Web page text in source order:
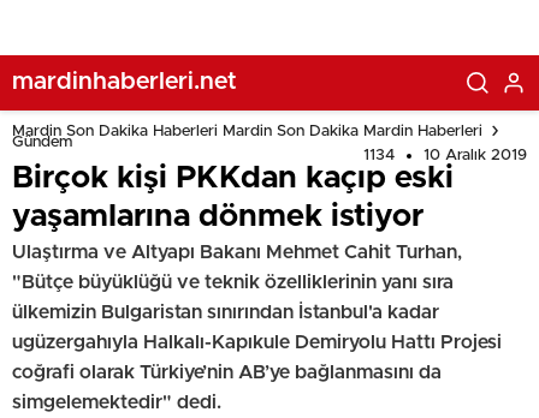
mardinhaberleri.net
Mardin Son Dakika Haberleri Mardin Son Dakika Mardin Haberleri
Gündem
1134
10 Aralık 2019
Birçok kişi PKKdan kaçıp eski
yaşamlarına dönmek istiyor
Ulaştırma ve Altyapı Bakanı Mehmet Cahit Turhan,
"Bütçe büyüklüğü ve teknik özelliklerinin yanı sıra
ülkemizin Bulgaristan sınırından İstanbul'a kadar
ugüzergahıyla Halkalı-Kapıkule Demiryolu Hattı Projesi
coğrafi olarak Türkiye’nin AB’ye bağlanmasını da
simgelemektedir" dedi.